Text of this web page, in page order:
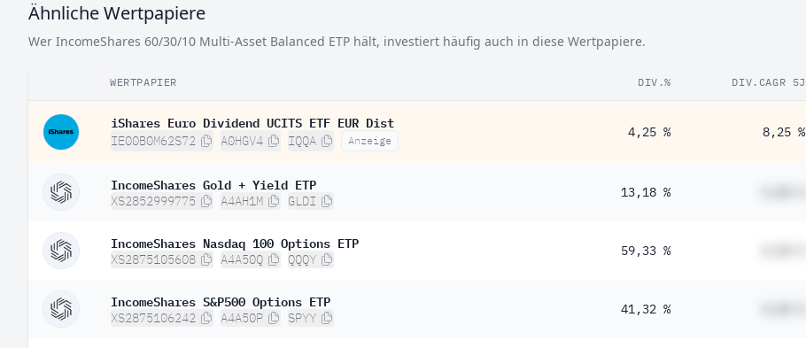
Ähnliche Wertpapiere
Wer IncomeShares 60/30/10 Multi-Asset Balanced ETP hält, investiert häufig auch in diese Wertpapiere.
WERTPAPIER DIV.% DIV.CAGR 5J
iShares Euro Dividend UCITS ETF EUR Dist
IE00B0M62S72 A0HGV4 IQQA Anzeige
4,25 % 8,25 %
IncomeShares Gold + Yield ETP
XS2852999775 A4AH1M GLDI
13,18 %
IncomeShares Nasdaq 100 Options ETP
XS2875105608 A4A50Q QQQY
59,33 %
IncomeShares S&P500 Options ETP
XS2875106242 A4A50P SPYY
41,32 %